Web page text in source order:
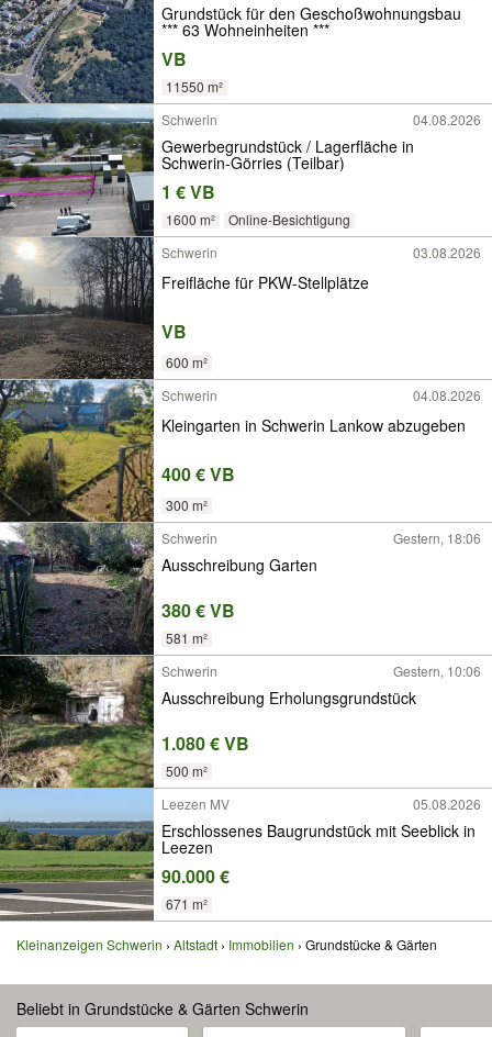
Grundstück für den Geschoßwohnungsbau
*** 63 Wohneinheiten ***
VB
11550 m²
Schwerin
04.08.2026
Gewerbegrundstück / Lagerfläche in
Schwerin-Görries (Teilbar)
1 € VB
1600 m²
Online-Besichtigung
Schwerin
03.08.2026
Freifläche für PKW-Stellplätze
VB
600 m²
Schwerin
04.08.2026
Kleingarten in Schwerin Lankow abzugeben
400 € VB
300 m²
Schwerin
Gestern, 18:06
Ausschreibung Garten
380 € VB
581 m²
Schwerin
Gestern, 10:06
Ausschreibung Erholungsgrundstück
1.080 € VB
500 m²
Leezen MV
05.08.2026
Erschlossenes Baugrundstück mit Seeblick in
Leezen
90.000 €
671 m²
Kleinanzeigen Schwerin Altstadt Immobilien Grundstücke & Gärten
Beliebt in Grundstücke & Gärten Schwerin